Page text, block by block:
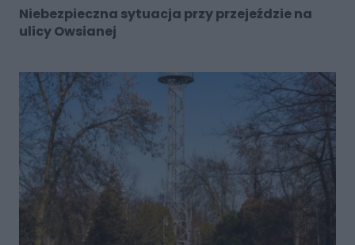
Niebezpieczna sytuacja przy przejeździe na
ulicy Owsianej